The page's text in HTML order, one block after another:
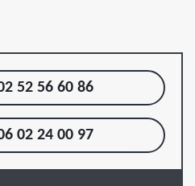
52 56 60 86
02 24 00 97